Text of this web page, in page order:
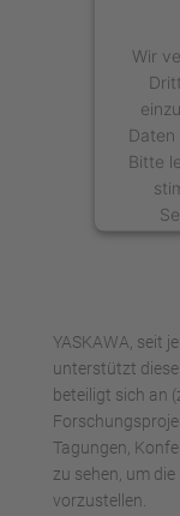
Wir
Daten
Bitte
YASKAWA, seit
unterstützt
beteiligt sich an
Tagungen,
zu sehen, um
vorzustellen.